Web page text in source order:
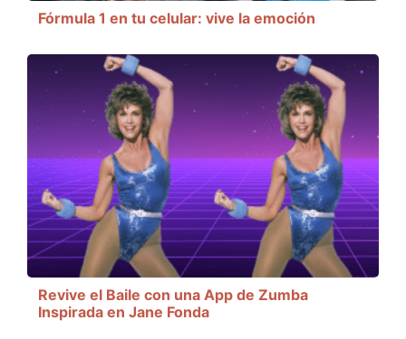
Fórmula 1 en tu celular: vive la emoción
Revive el Baile con una App de Zumba
Inspirada en Jane Fonda